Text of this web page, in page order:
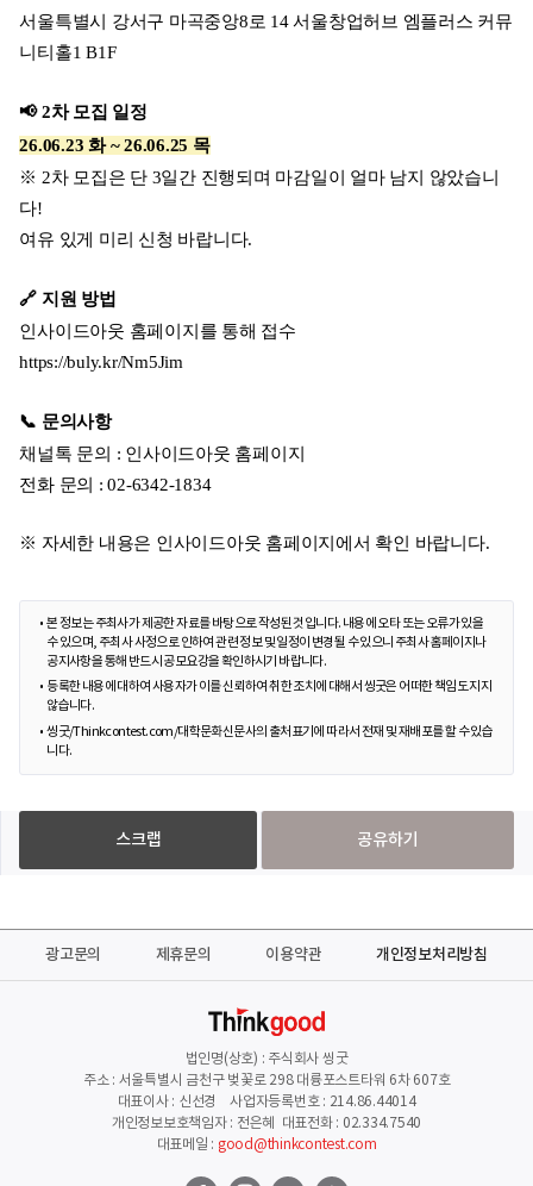
서울특별시 강서구 마곡중앙8로 14 서울창업허브 엠플러스 커뮤
니티홀1 B1F
📢 2차 모집 일정
26.06.23 화 ~ 26.06.25 목
※ 2차 모집은 단 3일간 진행되며 마감일이 얼마 남지 않았습니
다!
여유 있게 미리 신청 바랍니다.
🔗 지원 방법
인사이드아웃 홈페이지를 통해 접수
https://buly.kr/Nm5Jim
📞 문의사항
채널톡 문의 : 인사이드아웃 홈페이지
전화 문의 : 02-6342-1834
※ 자세한 내용은 인사이드아웃 홈페이지에서 확인 바랍니다.
본 정보는 주최사가 제공한 자료를 바탕으로 작성된 것입니다. 내용에 오타 또는 오류가 있을
수 있으며, 주최사 사정으로 인하여 관련 정보 및 일정이 변경될 수 있으니 주최사 홈페이지나
공지사항을 통해 반드시 공모요강을 확인하시기 바랍니다.
등록한 내용에 대하여 사용자가 이를 신뢰하여 취한 조치에 대해서 씽굿은 어떠한 책임도 지지
않습니다.
씽굿/Thinkcontest.com/대학문화신문사의 출처표기에 따라서 전재 및 재배포를 할 수 있습
니다.
스크랩 공유하기
광고문의 제휴문의 이용약관 개인정보처리방침
법인명(상호) : 주식회사 씽굿
주소 : 서울특별시 금천구 벚꽃로 298 대륭포스트타워 6차 607호
대표이사 : 신선경 사업자등록번호 : 214.86.44014
개인정보보호책임자 : 전은혜 대표전화 : 02.334.7540
대표메일 : good@thinkcontest.com